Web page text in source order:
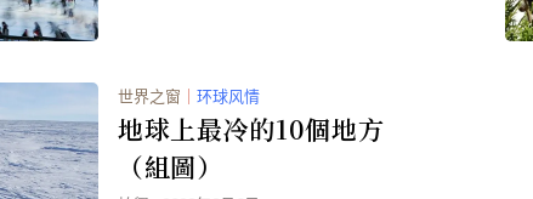
冬天雖然比倫敦要冷，...
世界之窗 ｜ 环球风情
地球上最冷的10個地方
（組圖）